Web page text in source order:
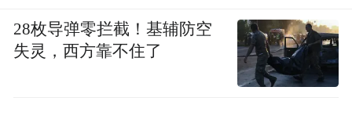
28枚导弹零拦截！基辅防空
失灵，西方靠不住了